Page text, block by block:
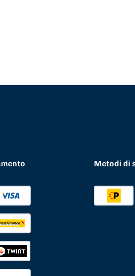
Metodi di